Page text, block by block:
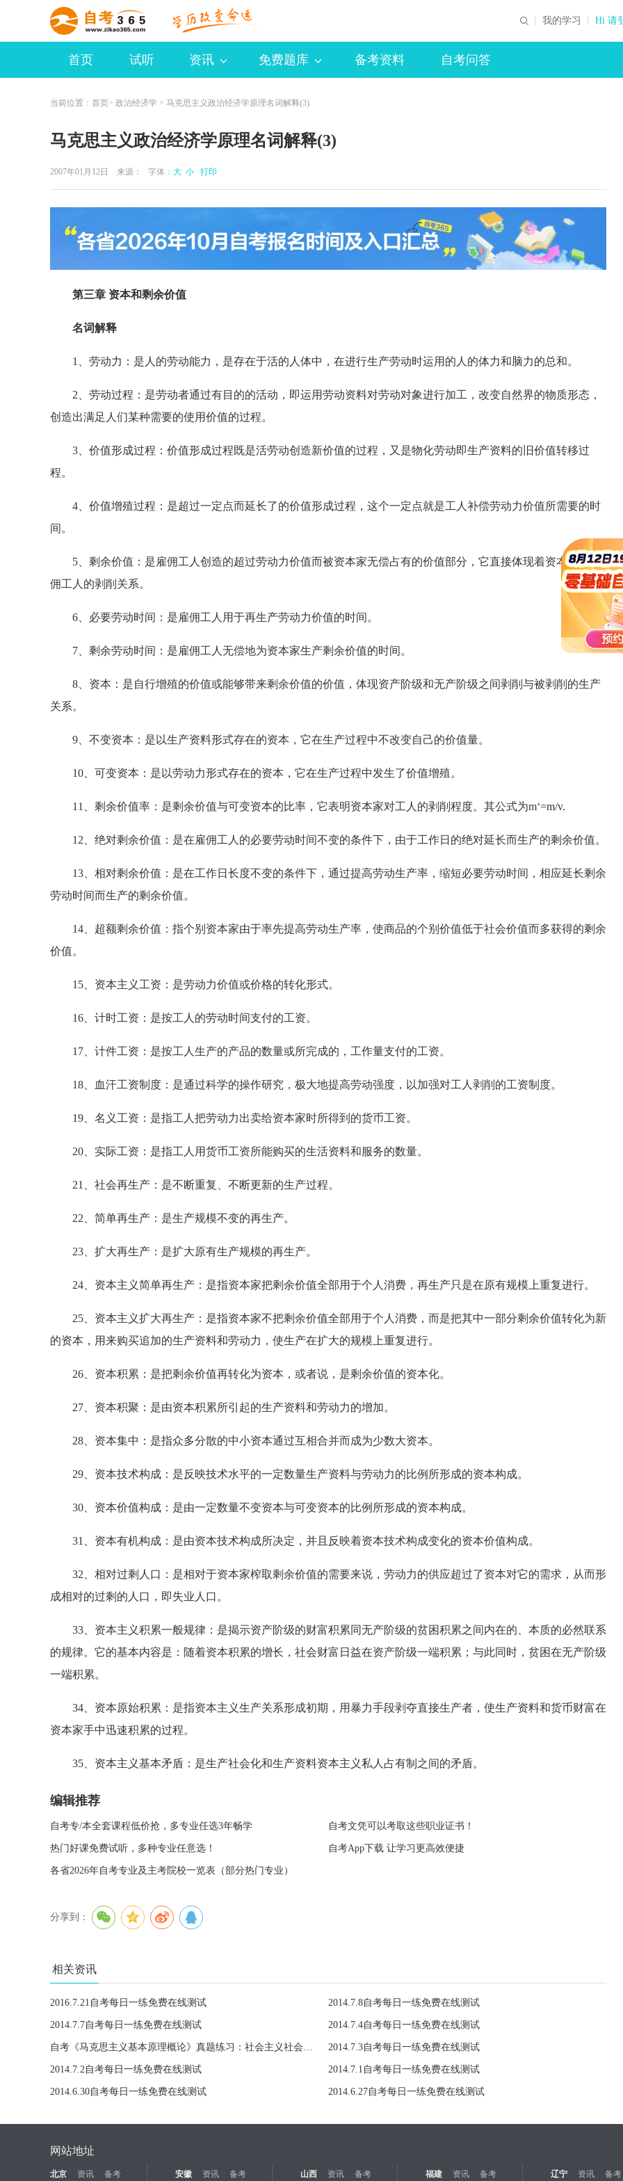
我的学习 Hi 请
首页 试听 资讯 免费题库 备考资料 自考问答
当前位置： 首页> 政治经济学 > 马克思主义政治经济学原理名词解释(3)
马克思主义政治经济学原理名词解释(3)
2007年01月12日 来源： 字体： 大 小 打印
第三章 资本和剩余价值
名词解释
1、劳动力：是人的劳动能力，是存在于活的人体中，在进行生产劳动时运用的人的体力和脑力的总和。
2、劳动过程：是劳动者通过有目的的活动，即运用劳动资料对劳动对象进行加工，改变自然界的物质形态，
创造出满足人们某种需要的使用价值的过程。
3、价值形成过程：价值形成过程既是活劳动创造新价值的过程，又是物化劳动即生产资料的旧价值转移过
程。
4、价值增殖过程：是超过一定点而延长了的价值形成过程，这个一定点就是工人补偿劳动力价值所需要的时
间。
5、剩余价值：是雇佣工人创造的超过劳动力价值而被资本家无偿占有的价值部分，它直接体现着资本家对雇
佣工人的剥削关系。
6、必要劳动时间：是雇佣工人用于再生产劳动力价值的时间。
7、剩余劳动时间：是雇佣工人无偿地为资本家生产剩余价值的时间。
8、资本：是自行增殖的价值或能够带来剩余价值的价值，体现资产阶级和无产阶级之间剥削与被剥削的生产
关系。
9、不变资本：是以生产资料形式存在的资本，它在生产过程中不改变自己的价值量。
10、可变资本：是以劳动力形式存在的资本，它在生产过程中发生了价值增殖。
11、剩余价值率：是剩余价值与可变资本的比率，它表明资本家对工人的剥削程度。其公式为m‘=m/v.
12、绝对剩余价值：是在雇佣工人的必要劳动时间不变的条件下，由于工作日的绝对延长而生产的剩余价值。
13、相对剩余价值：是在工作日长度不变的条件下，通过提高劳动生产率，缩短必要劳动时间，相应延长剩余
劳动时间而生产的剩余价值。
14、超额剩余价值：指个别资本家由于率先提高劳动生产率，使商品的个别价值低于社会价值而多获得的剩余
价值。
15、资本主义工资：是劳动力价值或价格的转化形式。
16、计时工资：是按工人的劳动时间支付的工资。
17、计件工资：是按工人生产的产品的数量或所完成的，工作量支付的工资。
18、血汗工资制度：是通过科学的操作研究，极大地提高劳动强度，以加强对工人剥削的工资制度。
19、名义工资：是指工人把劳动力出卖给资本家时所得到的货币工资。
20、实际工资：是指工人用货币工资所能购买的生活资料和服务的数量。
21、社会再生产：是不断重复、不断更新的生产过程。
22、简单再生产：是生产规模不变的再生产。
23、扩大再生产：是扩大原有生产规模的再生产。
24、资本主义简单再生产：是指资本家把剩余价值全部用于个人消费，再生产只是在原有规模上重复进行。
25、资本主义扩大再生产：是指资本家不把剩余价值全部用于个人消费，而是把其中一部分剩余价值转化为新
的资本，用来购买追加的生产资料和劳动力，使生产在扩大的规模上重复进行。
26、资本积累：是把剩余价值再转化为资本，或者说，是剩余价值的资本化。
27、资本积聚：是由资本积累所引起的生产资料和劳动力的增加。
28、资本集中：是指众多分散的中小资本通过互相合并而成为少数大资本。
29、资本技术构成：是反映技术水平的一定数量生产资料与劳动力的比例所形成的资本构成。
30、资本价值构成：是由一定数量不变资本与可变资本的比例所形成的资本构成。
31、资本有机构成：是由资本技术构成所决定，并且反映着资本技术构成变化的资本价值构成。
32、相对过剩人口：是相对于资本家榨取剩余价值的需要来说，劳动力的供应超过了资本对它的需求，从而形
成相对的过剩的人口，即失业人口。
33、资本主义积累一般规律：是揭示资产阶级的财富积累同无产阶级的贫困积累之间内在的、本质的必然联系
的规律。它的基本内容是：随着资本积累的增长，社会财富日益在资产阶级一端积累；与此同时，贫困在无产阶级
一端积累。
34、资本原始积累：是指资本主义生产关系形成初期，用暴力手段剥夺直接生产者，使生产资料和货币财富在
资本家手中迅速积累的过程。
35、资本主义基本矛盾：是生产社会化和生产资料资本主义私人占有制之间的矛盾。
编辑推荐
自考专/本全套课程低价抢，多专业任选3年畅学 自考文凭可以考取这些职业证书！
热门好课免费试听，多种专业任意选！ 自考App下载 让学习更高效便捷
各省2026年自考专业及主考院校一览表（部分热门专业）
分享到：
相关资讯
2016.7.21自考每日一练免费在线测试 2014.7.8自考每日一练免费在线测试
2014.7.7自考每日一练免费在线测试 2014.7.4自考每日一练免费在线测试
自考《马克思主义基本原理概论》真题练习：社会主义社会的改革（7.4） 2014.7.3自考每日一练免费在线测试
2014.7.2自考每日一练免费在线测试 2014.7.1自考每日一练免费在线测试
2014.6.30自考每日一练免费在线测试 2014.6.27自考每日一练免费在线测试
网站地址
北京 资讯 备考 安徽 资讯 备考 山西 资讯 备考 福建 资讯 备考 辽宁 资讯 备考